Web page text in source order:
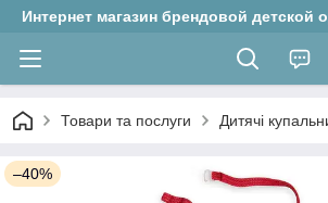
Интернет магазин брендовой
Товари та послуги Дитячі
–40%